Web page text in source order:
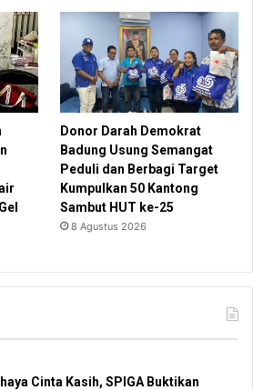
Donor Darah Demokrat
Badung Usung Semangat
Peduli dan Berbagi Target
Kumpulkan 50 Kantong
Sambut HUT ke-25
8 Agustus 2026
Cinta Kasih, SPIGA Buktikan